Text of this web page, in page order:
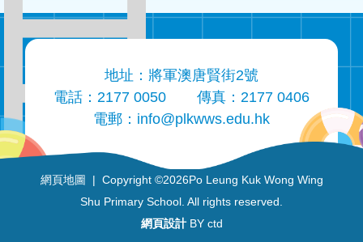
地址：將軍澳唐賢街2號
電話：2177 0050
傳真：2177 0406
電郵： info@plkwws.edu.hk
網頁地圖 | Copyright ©2026Po Leung Kuk Wong Wing
Shu Primary School. All rights reserved.
網頁設計 BY ctd